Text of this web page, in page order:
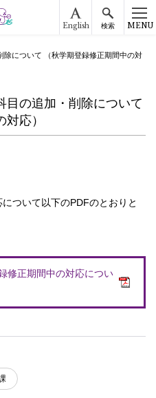
English 検索 MENU
除について （秋学期登録修正期間中の対
目の追加・削除について
応）
ついて以下のPDFのとおりと
修正期間中の対応につい